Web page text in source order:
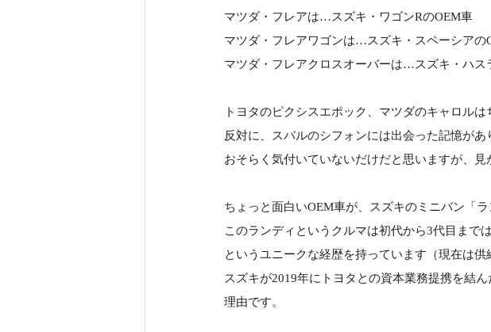
マツダ・フレアは…スズキ・ワゴンRのOEM車
マツダ・フレアワゴンは…スズキ・スペーシアの
マツダ・フレアクロスオーバーは…スズキ・ハス
トヨタのピクシスエポック、マツダのキャロル
反対に、スバルのシフォンには出会った記憶があ
おそらく気付いていないだけだと思いますが、
ちょっと面白いOEM車が、スズキのミニバン「ラ
このランディというクルマは初代から3代目まで
というユニークな経歴を持っています（現在は供
スズキが2019年にトヨタとの資本業務提携を結
理由です。